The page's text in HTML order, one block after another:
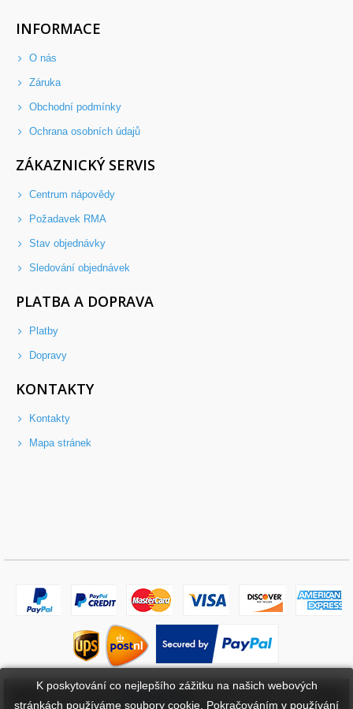
INFORMACE
O nás
Záruka
Obchodní podmínky
Ochrana osobních údajů
ZÁKAZNICKÝ SERVIS
Centrum nápovědy
Požadavek RMA
Stav objednávky
Sledování objednávek
PLATBA A DOPRAVA
Platby
Dopravy
KONTAKTY
Kontakty
Mapa stránek
K poskytování co nejlepšího zážitku na našich webových
stránkách používáme soubory cookie. Pokračováním v používání